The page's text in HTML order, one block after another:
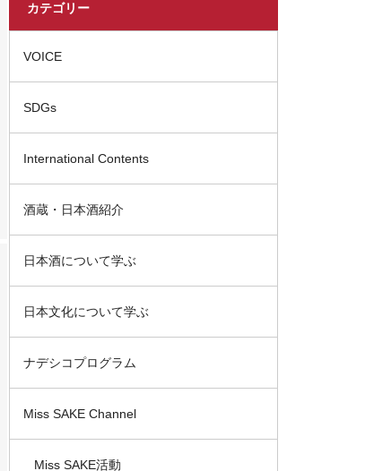
カテゴリー
VOICE
SDGs
International Contents
酒蔵・日本酒紹介
日本酒について学ぶ
日本文化について学ぶ
ナデシコプログラム
Miss SAKE Channel
Miss SAKE活動